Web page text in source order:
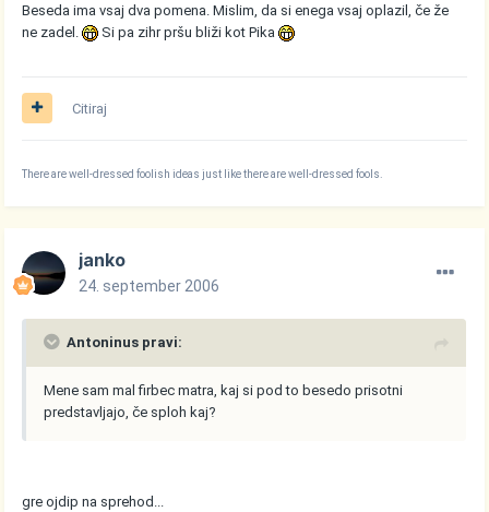
Beseda ima vsaj dva pomena. Mislim, da si enega vsaj oplazil, če že
ne zadel.
Si pa zihr pršu bliži kot Pika
Citiraj
There are well-dressed foolish ideas just like there are well-dressed fools.
janko
24. september 2006
Antoninus pravi:
Mene sam mal firbec matra, kaj si pod to besedo prisotni
predstavljajo, če sploh kaj?
gre ojdip na sprehod...